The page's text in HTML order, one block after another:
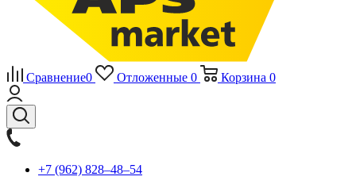
Сравнение0 Отложенные 0 Корзина 0
+7 (962) 828‒48‒54